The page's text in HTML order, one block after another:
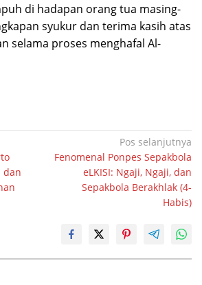
di hadapan orang tua masing-
syukur dan terima kasih atas
selama proses menghafal Al-
dan
Pos selanjutnya
Fenomenal Ponpes Sepakbola
eLKISI: Ngaji, Ngaji, dan
Sepakbola Berakhlak (4-
Habis)